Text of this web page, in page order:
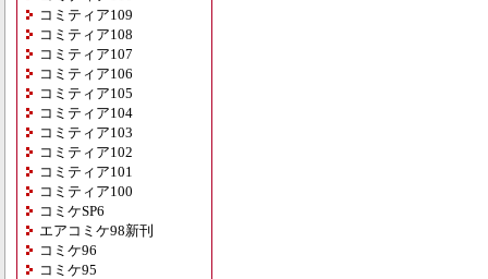
コミティア109
コミティア108
コミティア107
コミティア106
コミティア105
コミティア104
コミティア103
コミティア102
コミティア101
コミティア100
コミケSP6
エアコミケ98新刊
コミケ96
コミケ95